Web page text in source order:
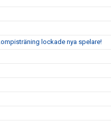
lockade nya spelare!